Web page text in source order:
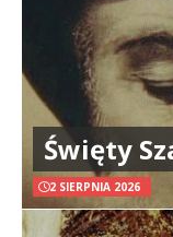
Święty
2 SIERPNIA 2026